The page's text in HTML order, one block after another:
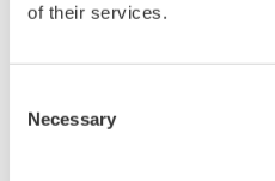
of their services.
Selection
Necessary
Exaquantum使用微软消息队